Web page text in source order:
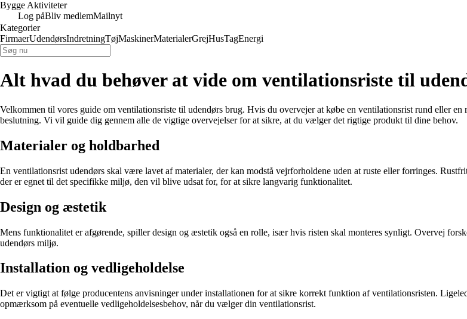
Bygge Aktiviteter
Log påBliv medlemMailnyt
Kategorier
FirmaerUdendørsIndretningTøjMaskinerMaterialerGrejHusTagEnergi
Alt hvad du behøver at vide om ventilationsriste til
Velkommen til vores guide om ventilationsriste til udendørs brug. Hvis du overvejer at købe en ventilationsrist rund eller
beslutning. Vi vil guide dig gennem alle de vigtige overvejelser for at sikre, at du vælger det rigtige produkt til dine behov.
Materialer og holdbarhed
En ventilationsrist udendørs skal være lavet af materialer, der kan modstå vejrforholdene uden at ruste eller forringes.
der er egnet til det specifikke miljø, den vil blive udsat for, for at sikre langvarig funktionalitet.
Design og æstetik
Mens funktionalitet er afgørende, spiller design og æstetik også en rolle, især hvis risten skal monteres synligt. Overvej
udendørs miljø.
Installation og vedligeholdelse
Det er vigtigt at følge producentens anvisninger under installationen for at sikre korrekt funktion af ventilationsristen.
opmærksom på eventuelle vedligeholdelsesbehov, når du vælger din ventilationsrist.